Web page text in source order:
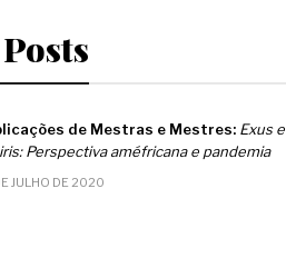
de Mestras e Mestres: Exus e
Perspectiva améfricana e pandemia
JULHO DE 2020